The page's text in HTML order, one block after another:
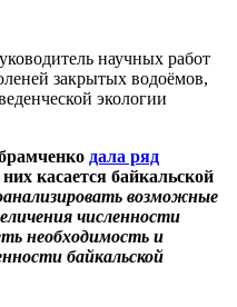
научных работ
закрытых водоёмов,
экологии
дала ряд
касается байкальской
возможные
численности
необходимость и
байкальской